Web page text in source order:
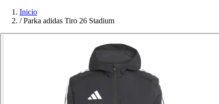
Inicio
/ Parka adidas Tiro 26 Stadium